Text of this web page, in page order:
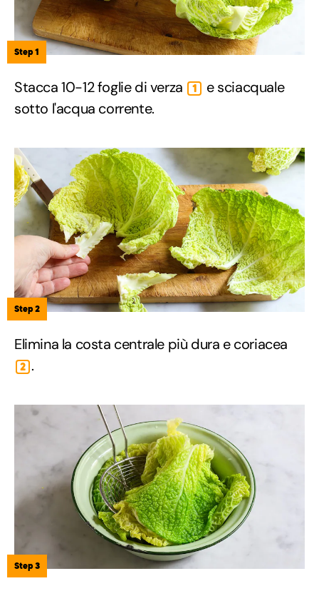
Step 1
Stacca 10-12 foglie di verza 1
e sciacquale
sotto l'acqua corrente.
Step 2
Elimina la costa centrale più dura e coriacea
2 .
Step 3